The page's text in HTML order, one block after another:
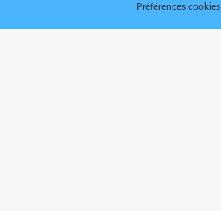
Préférences cookies